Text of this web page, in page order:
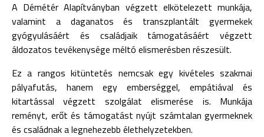
A Démétér Alapítványban végzett elkötelezett munkája,
valamint a daganatos és transzplantált gyermekek
gyógyulásáért és családjaik támogatásáért végzett
áldozatos tevékenysége méltó elismerésben részesült.
Ez a rangos kitüntetés nemcsak egy kivételes szakmai
pályafutás, hanem egy emberséggel, empátiával és
kitartással végzett szolgálat elismerése is. Munkája
reményt, erőt és támogatást nyújt számtalan gyermeknek
és családnak a legnehezebb élethelyzetekben.